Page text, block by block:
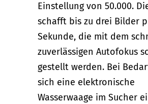
Einstellung von 50.000.
schafft bis zu drei Bilder
Sekunde, die mit dem
zuverlässigen Autofokus
gestellt werden. Bei
sich eine elektronische
Wasserwaage im Sucher